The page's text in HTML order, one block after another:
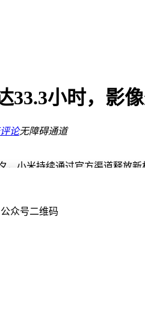
33.3小时，影
论无障碍通道
小米持续通过官方渠道释放
iPhone 17 Pro Max（两台设
幕采用与小米17 Pro Max同
提升至普通VC均热板的三倍
英寸，支持多帧融合算法，
焦段，满足多场景拍摄需求。
，整体风格简约大气。矩形后